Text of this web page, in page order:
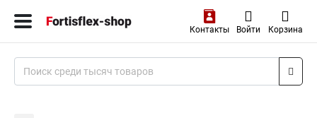
Контакты Войти Корзина